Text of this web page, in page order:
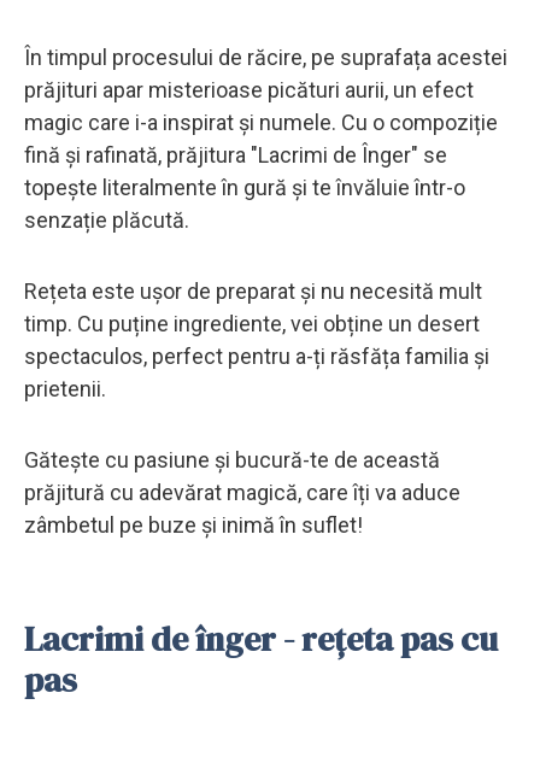
În timpul procesului de răcire, pe suprafața acestei
prăjituri apar misterioase picături aurii, un efect
magic care i-a inspirat și numele. Cu o compoziție
fină și rafinată, prăjitura "Lacrimi de Înger" se
topește literalmente în gură și te învăluie într-o
senzație plăcută.
Rețeta este ușor de preparat și nu necesită mult
timp. Cu puține ingrediente, vei obține un desert
spectaculos, perfect pentru a-ți răsfăța familia și
prietenii.
Gătește cu pasiune și bucură-te de această
prăjitură cu adevărat magică, care îți va aduce
zâmbetul pe buze și inimă în suflet!
Lacrimi de înger - rețeta pas cu
pas